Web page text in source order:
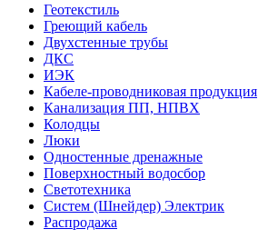
Геотекстиль
Греющий кабель
Двухстенные трубы
ДКС
ИЭК
Кабеле-проводниковая продукция
Канализация ПП, НПВХ
Колодцы
Люки
Одностенные дренажные
Поверхностный водосбор
Светотехника
Систем (Шнейдер) Электрик
Распродажа